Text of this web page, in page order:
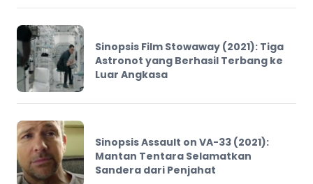
Sinopsis Film Stowaway (2021): Tiga
Astronot yang Berhasil Terbang ke
Luar Angkasa
Sinopsis Assault on VA-33 (2021):
Mantan Tentara Selamatkan
Sandera dari Penjahat